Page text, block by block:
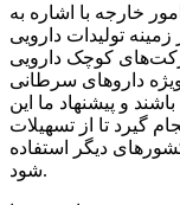
خارجه با اشاره به
تولیدات دارویی
کوچک دارویی
داروهای سرطانی
و پیشنهاد ما این
گیرد تا از تسهیلات
دیگر استفاده
شود.